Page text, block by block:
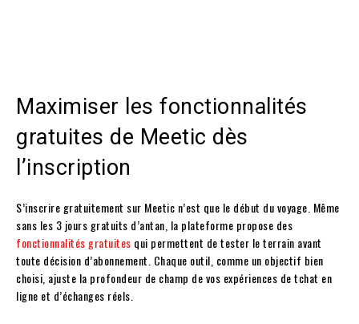
Maximiser les fonctionnalités
gratuites de Meetic dès
l’inscription
S’inscrire gratuitement sur Meetic n’est que le début du voyage. Même
sans les 3 jours gratuits d’antan, la plateforme propose des
fonctionnalités gratuites qui permettent de tester le terrain avant
toute décision d’abonnement. Chaque outil, comme un objectif bien
choisi, ajuste la profondeur de champ de vos expériences de tchat en
ligne et d’échanges réels.